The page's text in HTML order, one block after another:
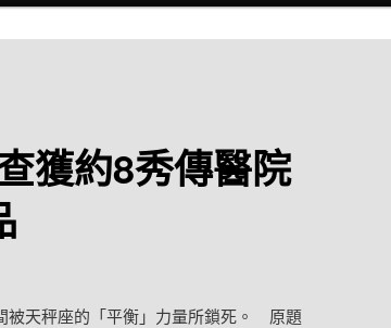
獲約8秀傳醫院
被天秤座的「平衡」力量所鎖死。 原題